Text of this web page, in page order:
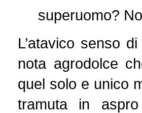
superuomo?
L’atavico senso di
nota agrodolce
quel solo e unico
tramuta in